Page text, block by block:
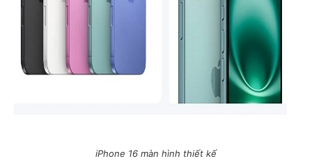
iPhone 16 màn hình thiết kế